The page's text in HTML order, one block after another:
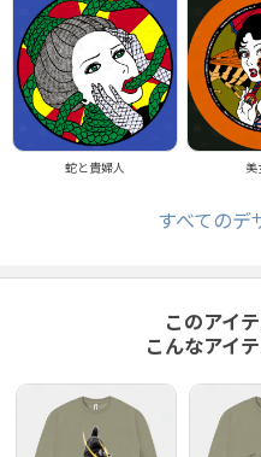
蛇と貴婦人 美
すべてのデ
このアイ
こんなアイ